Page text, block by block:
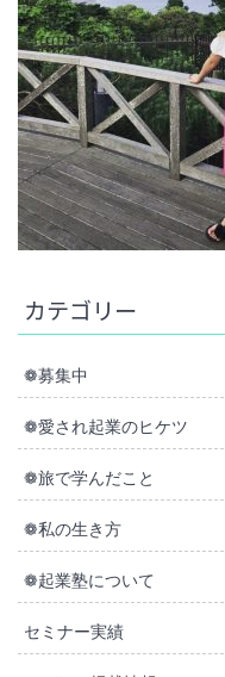
カテゴリー
❁募集中
❁愛され起業のヒケツ
❁旅で学んだこと
❁私の生き方
❁起業塾について
セミナー実績